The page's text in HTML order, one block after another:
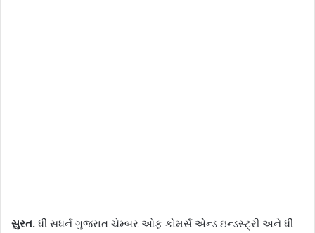
સુરત. ધી સધર્ન ગુજરાત ચેમ્બર ઓફ કોમર્સ એન્ડ ઇન્ડસ્ટ્રી અને ધી